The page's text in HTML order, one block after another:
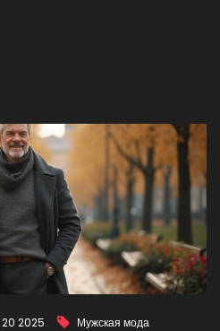
2025 Мужская мода